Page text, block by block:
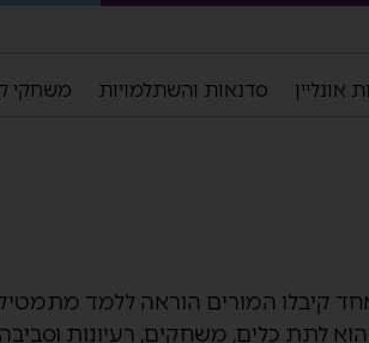
אונליין סדנאות והשתלמויות משחקי
המורים הוראה ללמד מתמטיקה
לתת כלים, משחקים, רעיונות